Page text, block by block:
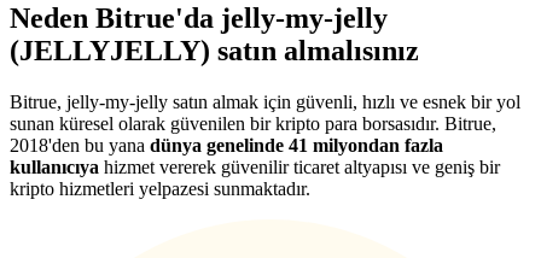
BTC Welcome Rewards
Deposit CASHCAT & Win
Neden Bitrue'da jelly-my-jelly
(JELLYJELLY) satın almalısınız
Bitrue, jelly-my-jelly satın almak için güvenli, hızlı ve esnek bir yol
sunan küresel olarak güvenilen bir kripto para borsasıdır. Bitrue,
2018'den bu yana dünya genelinde 41 milyondan fazla
kullanıcıya hizmet vererek güvenilir ticaret altyapısı ve geniş bir
kripto hizmetleri yelpazesi sunmaktadır.